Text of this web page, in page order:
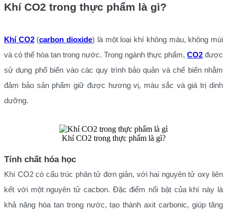
Khí CO2 trong thực phẩm là gì?
Khí CO2(carbon dioxide) là một loại khí không màu, không mùi
và có thể hòa tan trong nước. Trong ngành thực phẩm, CO2 được
sử dụng phổ biến vào các quy trình bảo quản và chế biến nhằm
đảm bảo sản phẩm giữ được hương vị, màu sắc và giá trị dinh
dưỡng.
Khí CO2 trong thực phẩm là gì?
Tính chất hóa học
Khí CO2 có cấu trúc phân tử đơn giản, với hai nguyên tử oxy liên
kết với một nguyên tử cacbon. Đặc điểm nổi bật của khí này là
khả năng hòa tan trong nước, tạo thành axit carbonic, giúp tăng